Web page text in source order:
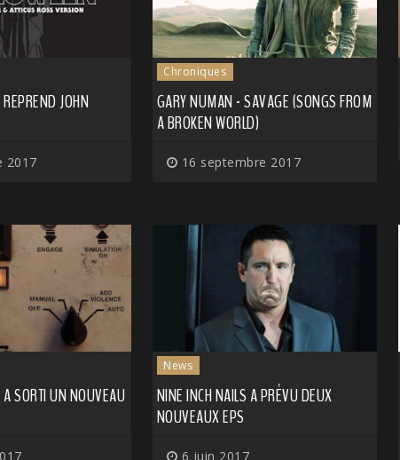
JOHN
2017
Chroniques
GARY NUMAN - SAVAGE (SONGS FROM
A BROKEN WORLD)
16 septembre 2017
SORTI UN NOUVEAU
News
NINE INCH NAILS A PRÉVU DEUX
NOUVEAUX EPS
6 juin 2017